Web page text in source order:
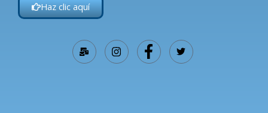
Haz clic aquí